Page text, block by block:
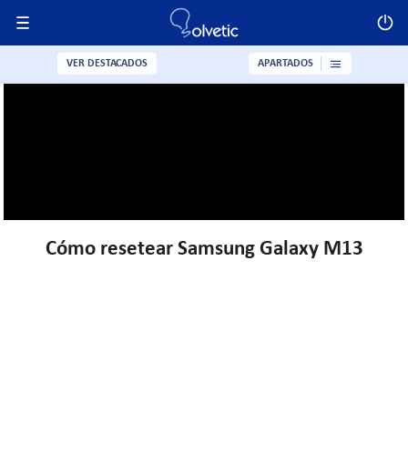
Cómo resetear Samsung Galaxy M13
VER DESTACADOS APARTADOS